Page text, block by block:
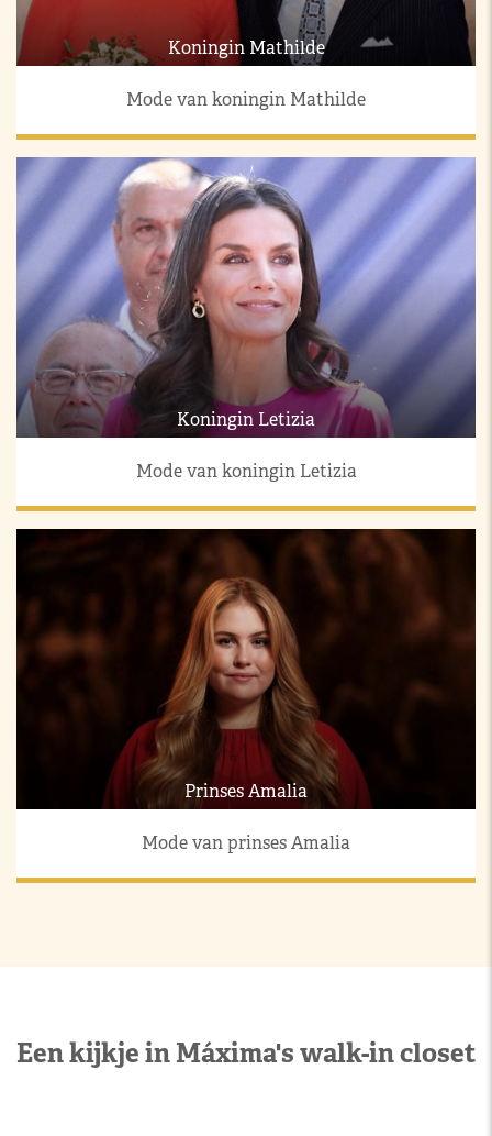
Koningin Mathilde
Mode van koningin Mathilde
Koningin Letizia
Mode van koningin Letizia
Prinses Amalia
Mode van prinses Amalia
Een kijkje in Máxima's walk-in closet